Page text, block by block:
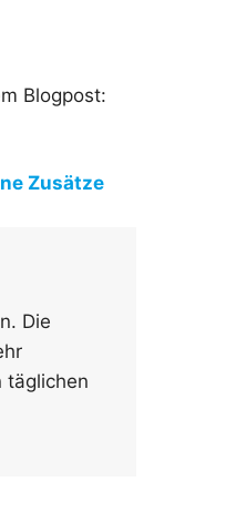
Blogpost:
Zusätze
Die
täglichen